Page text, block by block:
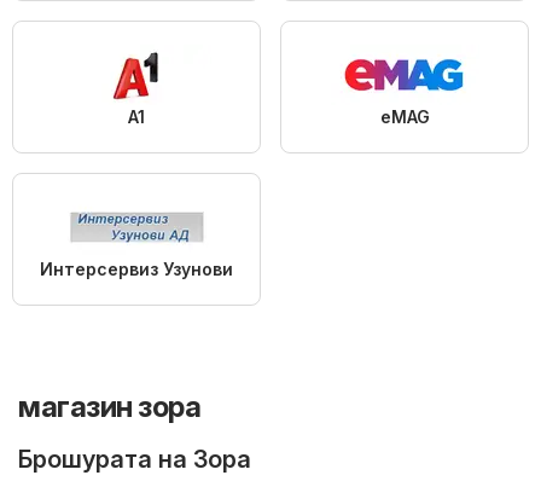
A1 eMAG
Интерсервиз Узунови
магазин зора
Брошурата на Зора